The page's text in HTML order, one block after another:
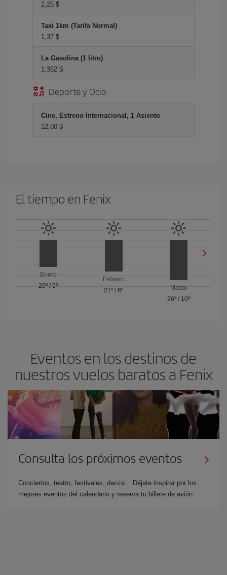
2,25 $
Taxi 1km (Tarifa Normal)
1,37 $
La Gasolina (1 litro)
1,352 $
Deporte y Ocio
Cine, Estreno Internacional, 1 Asiento
12,00 $
El tiempo en Fenix
Enero
20º /5º
Febrero
21º / 6º
Marzo
26º / 10º
Eventos en los destinos de
nuestros vuelos baratos a Fenix
Consulta los próximos eventos
Conciertos, teatro, festivales, danza... Déjate inspirar por los
mejores eventos del calendario y reserva tu billete de avión